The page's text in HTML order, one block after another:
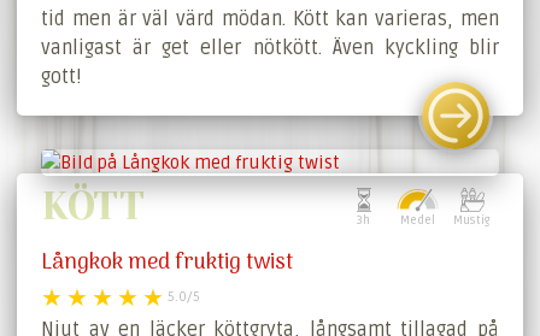
tid men är väl värd mödan. Kött kan varieras, men
vanligast är get eller nötkött. Även kyckling blir
gott!
KÖTT 3h Medel Mustig
Långkok med fruktig twist
5.0/5
Njut av en läcker köttgryta, långsamt tillagad på